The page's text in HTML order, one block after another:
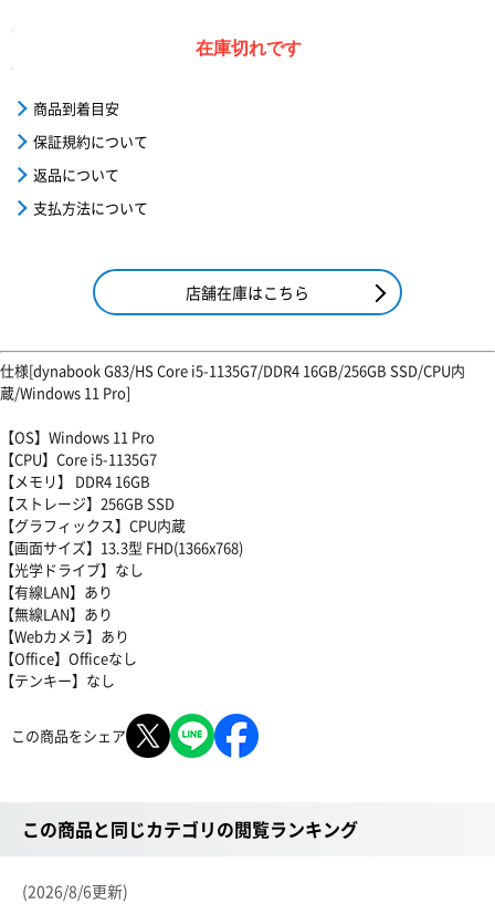
在庫切れです
商品到着目安
保証規約について
返品について
支払方法について
店舗在庫はこちら
仕様[dynabook G83/HS Core i5-1135G7/DDR4 16GB/256GB SSD/CPU内
蔵/Windows 11 Pro]
【OS】Windows 11 Pro
【CPU】Core i5-1135G7
【メモリ】 DDR4 16GB
【ストレージ】256GB SSD
【グラフィックス】CPU内蔵
【画面サイズ】13.3型 FHD(1366x768)
【光学ドライブ】なし
【有線LAN】あり
【無線LAN】あり
【Webカメラ】あり
【Office】Officeなし
【テンキー】なし
この商品をシェア
この商品と同じカテゴリの閲覧ランキング
(2026/8/6更新)